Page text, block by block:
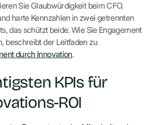
Sie Glaubwürdigkeit beim CFO.
harte Kennzahlen in zwei getrennten
das schützt beide. Wie Sie Engagement
beschreibt der Leitfaden zu
durch Innovation.
KPIs für
ROI